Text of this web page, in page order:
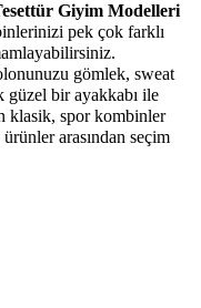
Giyim Modelleri
pek çok farklı
gömlek, sweat
güzel bir ayakkabı ile
klasik, spor kombinler
arasından seçim